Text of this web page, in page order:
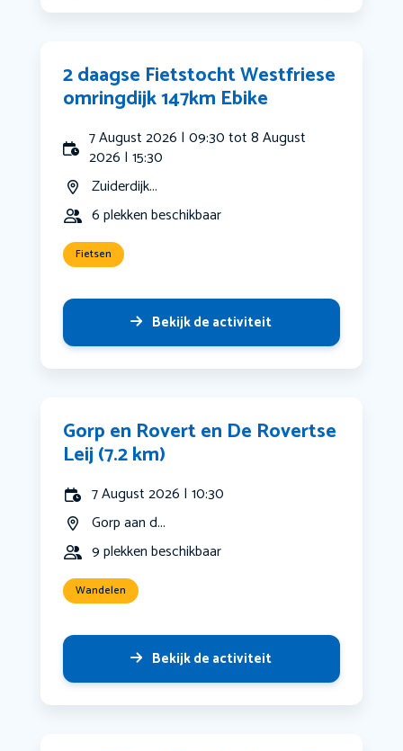
2 daagse Fietstocht Westfriese
omringdijk 147km Ebike
7 August 2026 | 09:30 tot 8 August
2026 | 15:30
Zuiderdijk...
6 plekken beschikbaar
Fietsen
Bekijk de activiteit
Gorp en Rovert en De Rovertse
Leij (7.2 km)
7 August 2026 | 10:30
Gorp aan d...
9 plekken beschikbaar
Wandelen
Bekijk de activiteit